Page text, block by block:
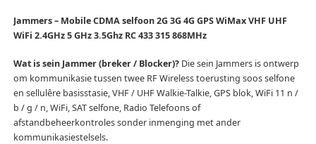
Jammers – Mobile CDMA selfoon 2G 3G 4G GPS WiMax VHF UHF
WiFi 2.4GHz 5 GHz 3.5Ghz RC 433 315 868MHz
Wat is sein Jammer (breker / Blocker)?Die sein Jammers is ontwerp
om kommunikasie tussen twee RF Wireless toerusting soos selfone
en sellulêre basisstasie, VHF / UHF Walkie-Talkie, GPS blok, WiFi 11 n /
b / g / n, WiFi, SAT selfone, Radio Telefoons of
afstandbeheerkontroles sonder inmenging met ander
kommunikasiestelsels.